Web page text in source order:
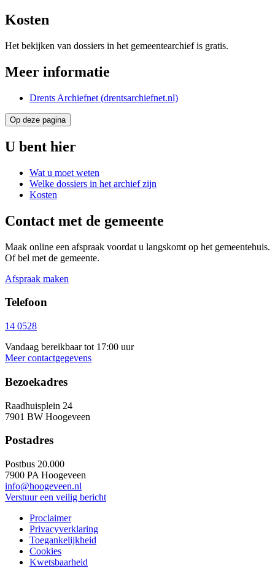
Kosten
Het bekijken van dossiers in het gemeentearchief is gratis.
Meer informatie
Drents Archiefnet (drentsarchiefnet.nl)
Op deze pagina
U bent hier
Wat u moet weten
Welke dossiers in het archief zijn
Kosten
Contact met de gemeente
Maak online een afspraak voordat u langskomt op het gemeentehuis.
Of bel met de gemeente.
Afspraak maken
Telefoon
14 0528
Vandaag bereikbaar tot 17:00 uur
Meer contactgegevens
Bezoekadres
Raadhuisplein 24
7901 BW Hoogeveen
Postadres
Postbus 20.000
7900 PA Hoogeveen
info@hoogeveen.nl
Verstuur een veilig bericht
Proclaimer
Privacyverklaring
Toegankelijkheid
Cookies
Kwetsbaarheid